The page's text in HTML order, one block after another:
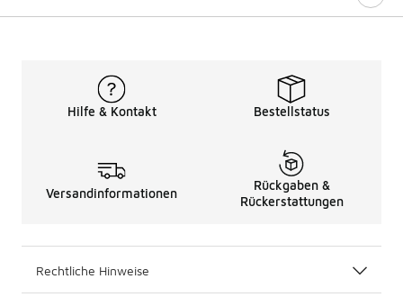
Hilfe & Kontakt Bestellstatus
Versandinformationen
Rückgaben &
Rückerstattungen
Rechtliche Hinweise